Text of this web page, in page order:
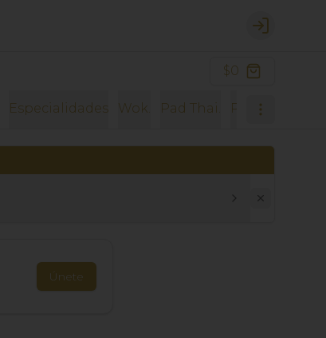
Login
$0
Especialidades Wok. Pad Thai. Pad Kee Mao.
Únete